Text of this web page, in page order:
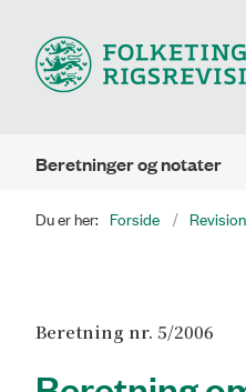
Beretninger og notater
Du er her: Forside
Beretning nr. 5/2006